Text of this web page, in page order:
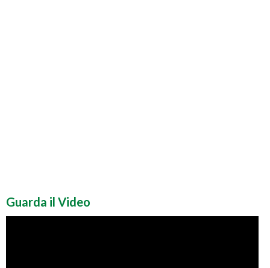
Guarda il Video